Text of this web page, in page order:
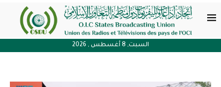
السبت, 8 أغسطس , 2026